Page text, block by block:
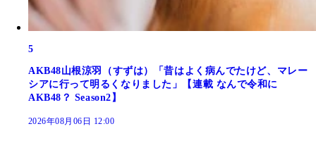
5
AKB48山根涼羽（すずは）「昔はよく病んでたけど、マレー
シアに行って明るくなりました」【連載 なんで令和に
AKB48？ Season2】
2026年08月06日 12:00